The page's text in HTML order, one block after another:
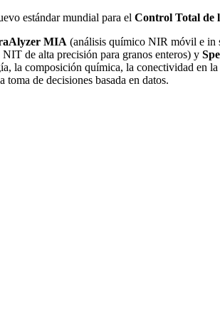
estándar mundial para el Control Total de
MIA (análisis químico NIR móvil e in
de alta precisión para granos enteros) y
la composición química, la conectividad en
toma de decisiones basada en datos.